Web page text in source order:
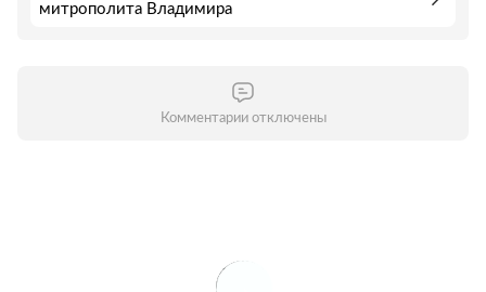
митрополита Владимира
Комментарии отключены